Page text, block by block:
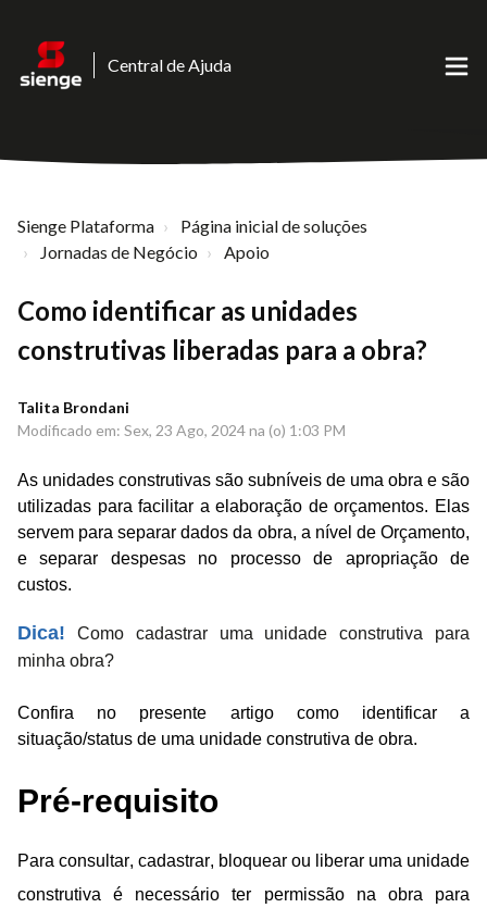
Central de Ajuda
Sienge Plataforma
Página inicial de soluções
Jornadas de Negócio
Apoio
Como identificar as unidades
construtivas liberadas para a obra?
Talita Brondani
Modificado em: Sex, 23 Ago, 2024 na (o) 1:03 PM
As unidades construtivas são subníveis de uma obra e são
utilizadas para facilitar a elaboração de orçamentos. Elas
servem para separar dados da obra, a nível de Orçamento,
e separar despesas no processo de apropriação de
custos.
Dica!
Como cadastrar uma unidade construtiva para
minha obra?
Confira no presente artigo como identificar a
situação/status de uma unidade construtiva de obra.
Pré-requisito
Para consultar, cadastrar, bloquear ou liberar uma unidade
construtiva é necessário ter permissão na obra para